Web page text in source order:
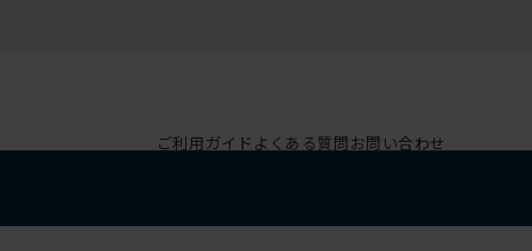
ご利用ガイド よくある質問お問い合わせ